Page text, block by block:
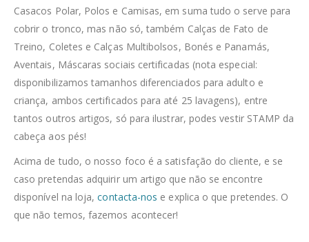
Casacos Polar, Polos e Camisas, em suma tudo o serve para
cobrir o tronco, mas não só, também Calças de Fato de
Treino, Coletes e Calças Multibolsos, Bonés e Panamás,
Aventais, Máscaras sociais certificadas (nota especial:
disponibilizamos tamanhos diferenciados para adulto e
criança, ambos certificados para até 25 lavagens), entre
tantos outros artigos, só para ilustrar, podes vestir STAMP da
cabeça aos pés!
Acima de tudo, o nosso foco é a satisfação do cliente, e se
caso pretendas adquirir um artigo que não se encontre
disponível na loja,contacta-nos e explica o que pretendes. O
que não temos, fazemos acontecer!